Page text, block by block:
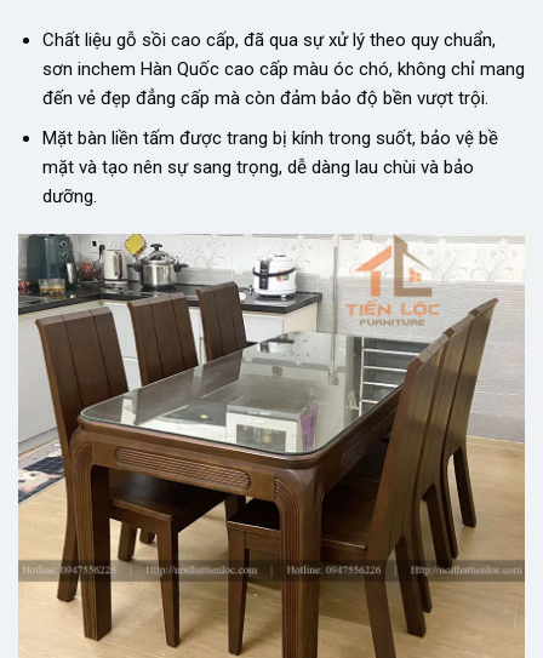
Chất liệu gỗ sồi cao cấp, đã qua sự xử lý theo quy chuẩn,
sơn inchem Hàn Quốc cao cấp màu óc chó, không chỉ mang
đến vẻ đẹp đẳng cấp mà còn đảm bảo độ bền vượt trội.
Mặt bàn liền tấm được trang bị kính trong suốt, bảo vệ bề
mặt và tạo nên sự sang trọng, dễ dàng lau chùi và bảo
dưỡng.